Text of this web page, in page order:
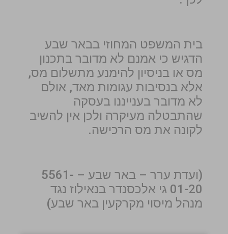
בית המשפט המחוזי בבאר שבע
הדגיש כי אמנם לא מדובר בתכנון
מס או בניסיון להימנע מתשלום מס,
אלא בנסיבות עגומות מאד, אולם
לא מדובר בענייננו בעסקה
שהתבטלה מעיקרה ולכן אין להשיב
לקונה את מס הרכישה.
(ועדת ערר – באר שבע – 5561-
01-20 גי אלכסנדר בנאילוז נגד
מנהל מיסוי מקרקעין באר שבע)